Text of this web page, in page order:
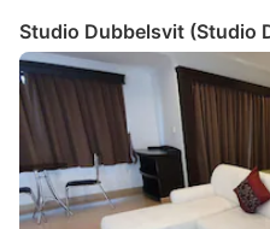
Studio Dubbelsvit (Studio